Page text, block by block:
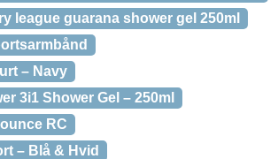
league guarana shower gel 250ml
– Navy
3i1 Shower Gel – 250ml
RC
– Blå & Hvid